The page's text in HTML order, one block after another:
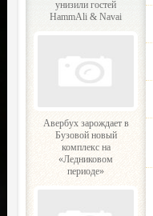
унизили гостей
HammAli & Navai
Авербух зарождает в
Бузовой новый
комплекс на
«Ледниковом
периоде»